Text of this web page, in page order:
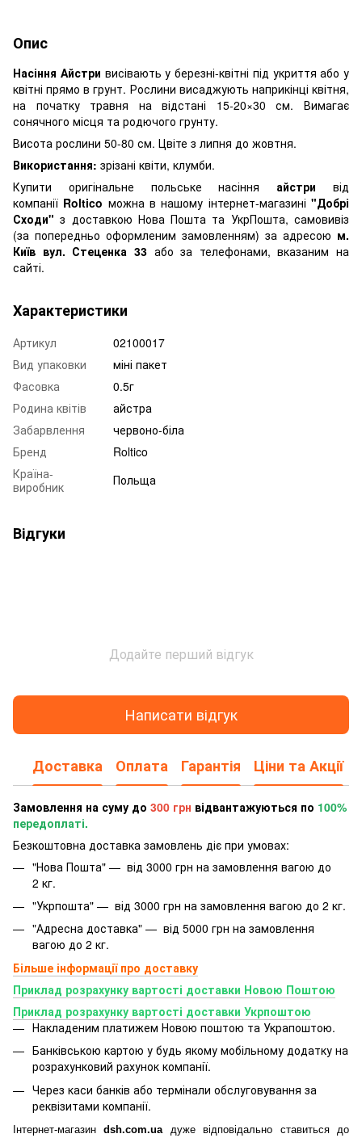
Опис
Насіння Айстри висівають у березні-квітні під укриття або у
квітні прямо в грунт. Рослини висаджують наприкінці квітня,
на початку травня на відстані 15-20×30 см. Вимагає
сонячного місця та родючого грунту.
Висота рослини 50-80 см. Цвіте з липня до жовтня.
Використання: зрізані квіти, клумби.
Купити оригінальне польське насіння айстривід
компанії Roltico можна в нашому інтернет-магазині"Добрі
Сходи" з доставкою Нова Пошта та УкрПошта, самовивіз
(за попередньо оформленим замовленням) за адресою м.
Київ вул. Стеценка 33або за телефонами, вказаним на
сайті.
Характеристики
Артикул
02100017
Вид упаковки
міні пакет
Фасовка
0.5г
Родина квітів
айстра
Забарвлення
червоно-біла
Бренд
Roltico
Країна-
виробник
Польща
Відгуки
Додайте перший відгук
Написати відгук
Доставка Оплата Гарантія Ціни та Акції
Замовлення на суму до 300 грн відвантажуються по 100%
передоплаті.
Безкоштовна доставка замовлень діє при умовах:
"Нова Пошта" — від 3000 грн на замовлення вагою до
2 кг.
"Укрпошта" — від 3000 грн на замовлення вагою до 2 кг.
"Адресна доставка" — від 5000 грн на замовлення
вагою до 2 кг.
Більше інформації про доставку
Приклад розрахунку вартості доставки Новою Поштою
Приклад розрахунку вартості доставки Укрпоштою
Накладеним платижем Новою поштою та Украпоштою.
Банківською картою у будь якому мобільному додатку на
розрахунковий рахунок компанії.
Через каси банків або термінали обслуговування за
реквізитами компанії.
Інтернет-магазинdsh.com.ua дуже відповідально ставиться до